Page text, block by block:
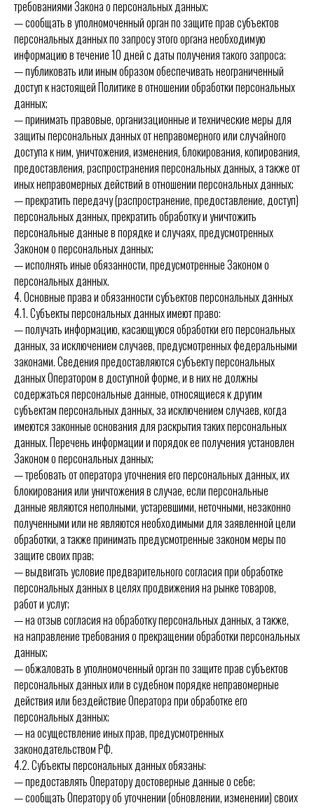
требованиями Закона о персональных данных;
— сообщать в уполномоченный орган по защите прав субъектов
персональных данных по запросу этого органа необходимую
информацию в течение 10 дней с даты получения такого запроса;
— публиковать или иным образом обеспечивать неограниченный
доступ к настоящей Политике в отношении обработки персональных
данных;
— принимать правовые, организационные и технические меры для
защиты персональных данных от неправомерного или случайного
доступа к ним, уничтожения, изменения, блокирования, копирования,
предоставления, распространения персональных данных, а также от
иных неправомерных действий в отношении персональных данных;
— прекратить передачу (распространение, предоставление, доступ)
персональных данных, прекратить обработку и уничтожить
персональные данные в порядке и случаях, предусмотренных
Законом о персональных данных;
— исполнять иные обязанности, предусмотренные Законом о
персональных данных.
4. Основные права и обязанности субъектов персональных данных
4.1. Субъекты персональных данных имеют право:
— получать информацию, касающуюся обработки его персональных
данных, за исключением случаев, предусмотренных федеральными
законами. Сведения предоставляются субъекту персональных
данных Оператором в доступной форме, и в них не должны
содержаться персональные данные, относящиеся к другим
субъектам персональных данных, за исключением случаев, когда
имеются законные основания для раскрытия таких персональных
данных. Перечень информации и порядок ее получения установлен
Законом о персональных данных;
— требовать от оператора уточнения его персональных данных, их
блокирования или уничтожения в случае, если персональные
данные являются неполными, устаревшими, неточными, незаконно
полученными или не являются необходимыми для заявленной цели
обработки, а также принимать предусмотренные законом меры по
защите своих прав;
— выдвигать условие предварительного согласия при обработке
персональных данных в целях продвижения на рынке товаров,
работ и услуг;
— на отзыв согласия на обработку персональных данных, а также,
на направление требования о прекращении обработки персональных
данных;
— обжаловать в уполномоченный орган по защите прав субъектов
персональных данных или в судебном порядке неправомерные
действия или бездействие Оператора при обработке его
персональных данных;
— на осуществление иных прав, предусмотренных
законодательством РФ.
4.2. Субъекты персональных данных обязаны:
— предоставлять Оператору достоверные данные о себе;
— сообщать Оператору об уточнении (обновлении, изменении) своих